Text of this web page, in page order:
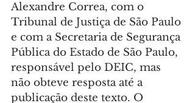
Alexandre Correa, com o
Tribunal de Justiça de São Paulo
e com a Secretaria de Segurança
Pública do Estado de São Paulo,
responsável pelo DEIC, mas
não obteve resposta até a
publicação deste texto. O